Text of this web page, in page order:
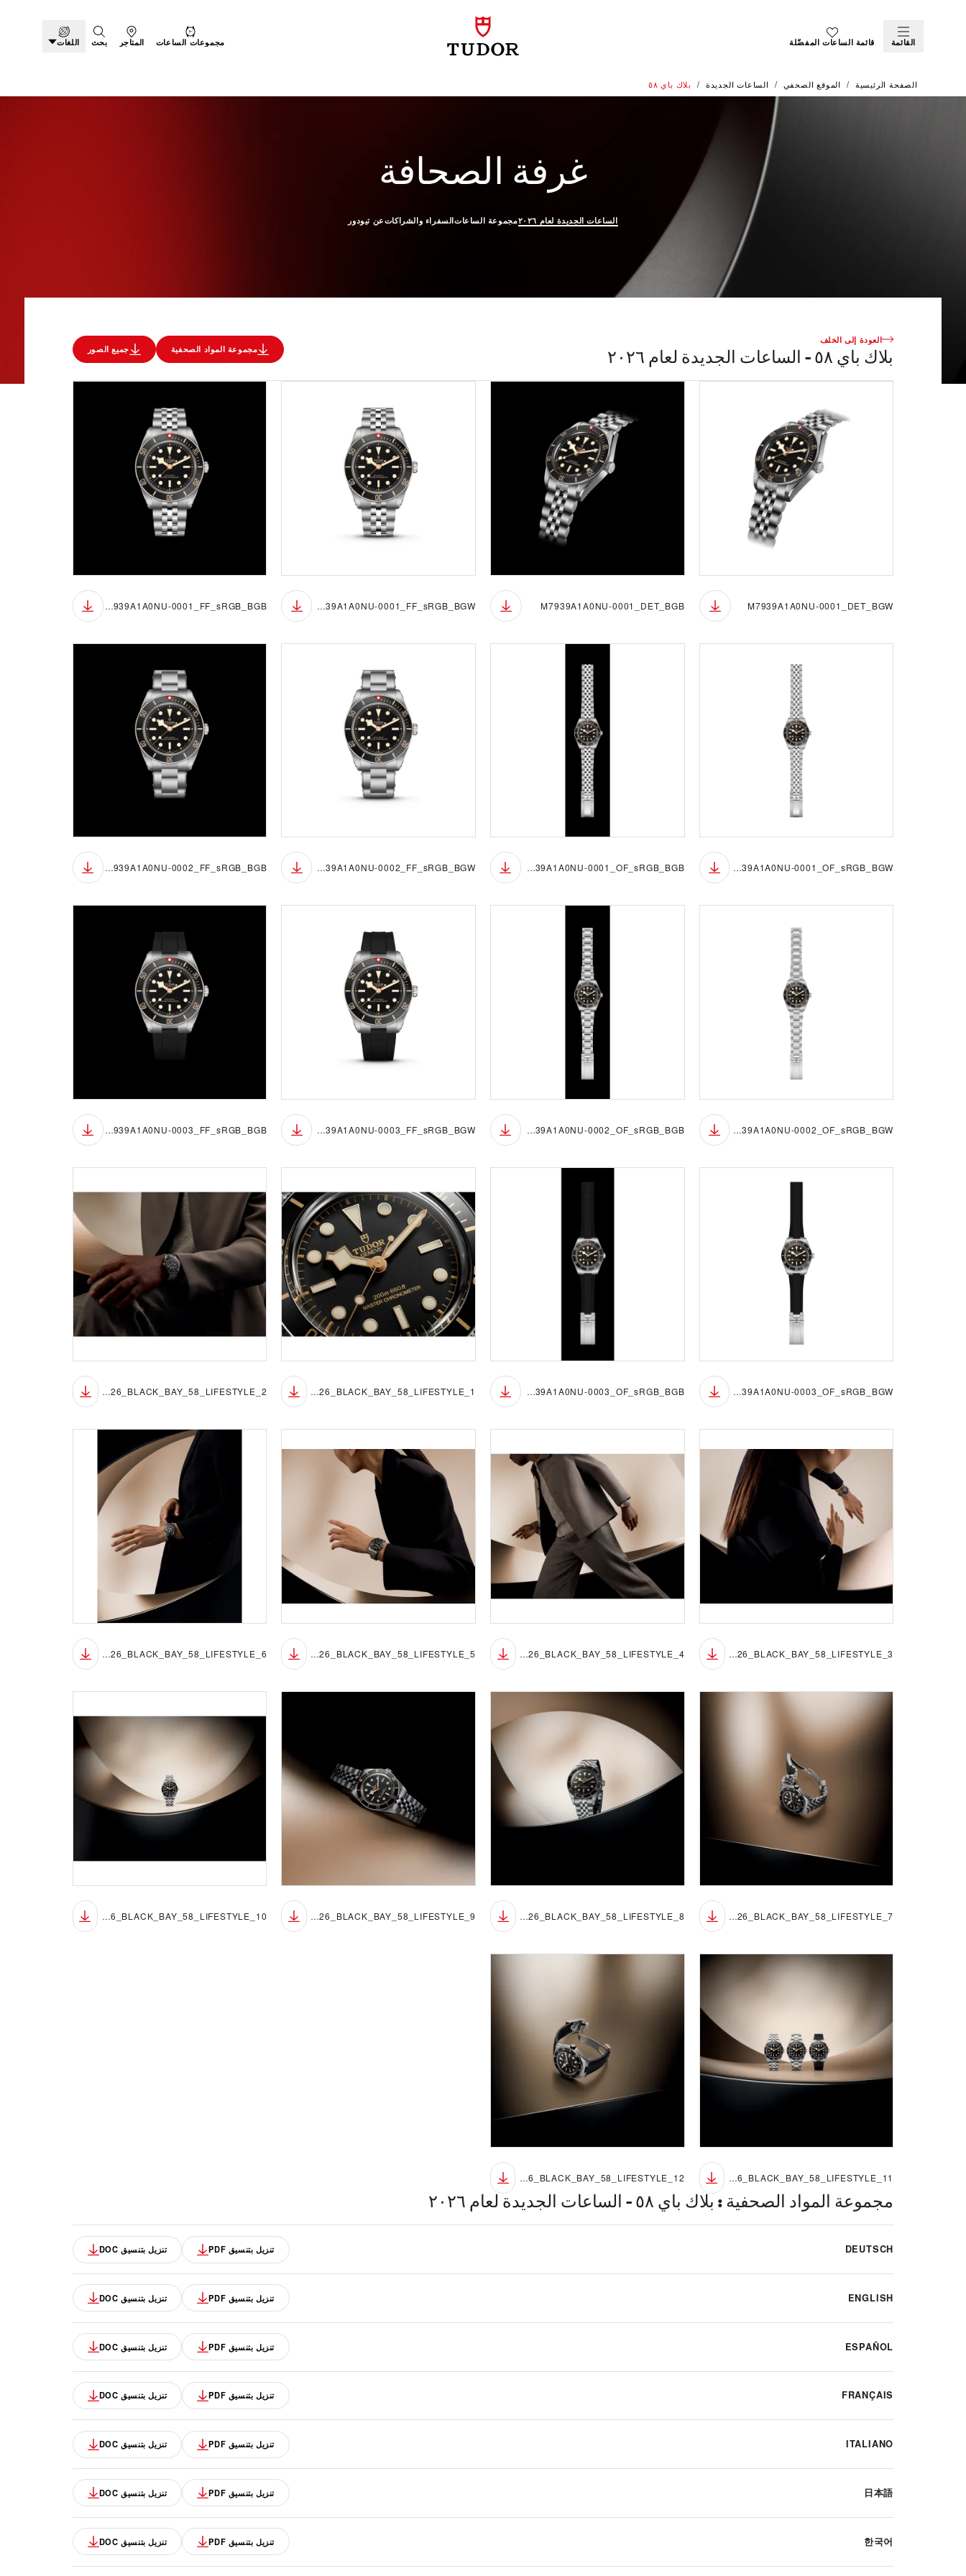
القائمة قائمة الساعات المفضّلة مجموعات الساعات المتاجر بحث اللغات
الصفحة الرئيسية الموقع الصحفي الساعات الجديدة بلاك باي ٥٨
غرفة الصحافة
الساعات الجديدة لعام ٢٠٢٦ مجموعة الساعاتالسفراء والشراكاتعن تيودور
العودة إلى الخلف
بلاك باي ٥٨ - الساعات الجديدة لعام ٢٠٢٦ مجموعة المواد الصحفية جميع الصور
M7939A1A0NU-0001_DET_BGW
M7939A1A0NU-0001_DET_BGB
M7939A1A0NU-0001_FF_sRGB_BGW
M7939A1A0NU-0001_FF_sRGB_BGB
M7939A1A0NU-0001_OF_sRGB_BGW
M7939A1A0NU-0001_OF_sRGB_BGB
M7939A1A0NU-0002_FF_sRGB_BGW
M7939A1A0NU-0002_FF_sRGB_BGB
M7939A1A0NU-0002_OF_sRGB_BGW
M7939A1A0NU-0002_OF_sRGB_BGB
M7939A1A0NU-0003_FF_sRGB_BGW
M7939A1A0NU-0003_FF_sRGB_BGB
M7939A1A0NU-0003_OF_sRGB_BGW
M7939A1A0NU-0003_OF_sRGB_BGB
TUDOR_NP26_BLACK_BAY_58_LIFESTYLE_1
TUDOR_NP26_BLACK_BAY_58_LIFESTYLE_2
TUDOR_NP26_BLACK_BAY_58_LIFESTYLE_3
TUDOR_NP26_BLACK_BAY_58_LIFESTYLE_4
TUDOR_NP26_BLACK_BAY_58_LIFESTYLE_5
TUDOR_NP26_BLACK_BAY_58_LIFESTYLE_6
TUDOR_NP26_BLACK_BAY_58_LIFESTYLE_7
TUDOR_NP26_BLACK_BAY_58_LIFESTYLE_8
TUDOR_NP26_BLACK_BAY_58_LIFESTYLE_9
TUDOR_NP26_BLACK_BAY_58_LIFESTYLE_10
TUDOR_NP26_BLACK_BAY_58_LIFESTYLE_11
TUDOR_NP26_BLACK_BAY_58_LIFESTYLE_12
مجموعة المواد الصحفية: بلاك باي ٥٨ - الساعات الجديدة لعام ٢٠٢٦
DEUTSCH تنزيل بتنسيق PDF تنزيل بتنسيق DOC
ENGLISH تنزيل بتنسيق PDF تنزيل بتنسيق DOC
ESPAÑOL تنزيل بتنسيق PDF تنزيل بتنسيق DOC
FRANÇAIS تنزيل بتنسيق PDF تنزيل بتنسيق DOC
ITALIANO تنزيل بتنسيق PDF تنزيل بتنسيق DOC
日本語 تنزيل بتنسيق PDF تنزيل بتنسيق DOC
한국어 تنزيل بتنسيق PDF تنزيل بتنسيق DOC